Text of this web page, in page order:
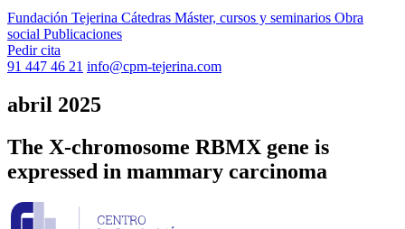
Fundación Tejerina Cátedras Máster, cursos y seminarios Obra
social Publicaciones
Pedir cita
91 447 46 21 info@cpm-tejerina.com
abril 2025
The X-chromosome RBMX gene is
expressed in mammary carcinoma